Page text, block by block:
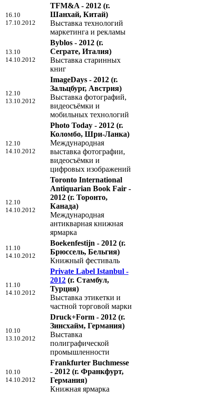
16.10
17.10.2012
TFM&A - 2012 (г.
Шанхай, Китай)
Выставка технологий
маркетинга и рекламы
13.10
14.10.2012
Byblos - 2012 (г.
Сеграте, Италия)
Выставка старинных
книг
12.10
13.10.2012
ImageDays - 2012 (г.
Зальцбург, Австрия)
Выставка фотографий,
видеосъёмки и
мобильных технологий
12.10
14.10.2012
Photo Today - 2012 (г.
Коломбо, Шри-Ланка)
Международная
выставка фотографии,
видеосъёмки и
цифровых изображений
12.10
14.10.2012
Toronto International
Antiquarian Book Fair -
2012 (г. Торонто,
Канада)
Международная
антикварная книжная
ярмарка
11.10
14.10.2012
Boekenfestijn - 2012 (г.
Брюссель, Бельгия)
Книжный фестиваль
11.10
14.10.2012
Private Label Istanbul -
2012 (г. Стамбул,
Турция)
Выставка этикетки и
частной торговой марки
10.10
13.10.2012
Druck+Form - 2012 (г.
Зинсхайм, Германия)
Выставка
полиграфической
промышленности
10.10
14.10.2012
Frankfurter Buchmesse
- 2012 (г. Франкфурт,
Германия)
Книжная ярмарка